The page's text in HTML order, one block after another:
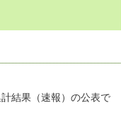
結果（速報）の公表で